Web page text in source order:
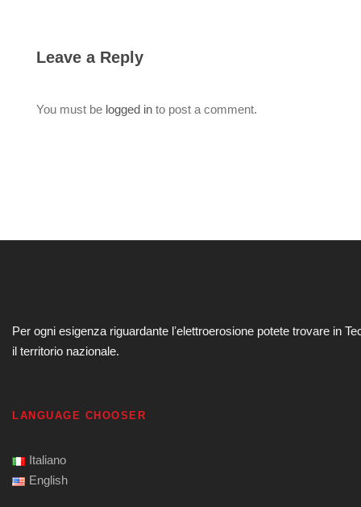
Leave a Reply
You must be logged in to post a comment.
Per ogni esigenza riguardante lʼelettroerosione potete trovare in
il territorio nazionale.
LANGUAGE CHOOSER
Italiano
English